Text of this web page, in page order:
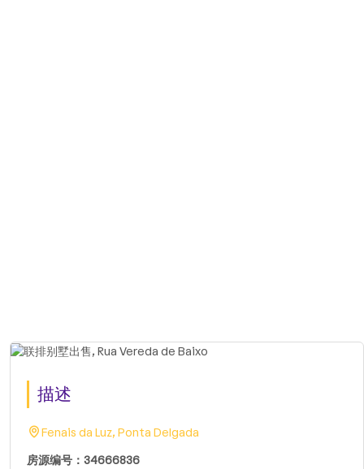
描述
Fenais da Luz, Ponta Delgada
房源编号：34666836